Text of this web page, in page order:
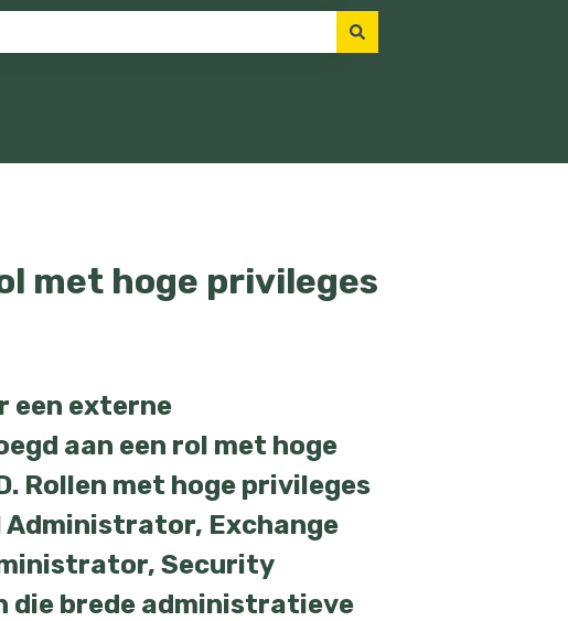
met hoge privileges
een externe
aan een rol met hoge
Rollen met hoge privileges
Administrator, Exchange
Security
die brede administratieve